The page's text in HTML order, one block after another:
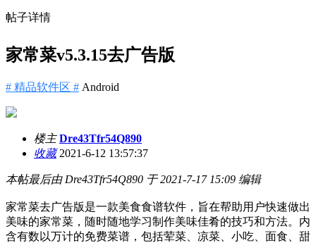
帖子详情
家常菜v5.3.15去广告版
# 精品软件区 # Android
楼主 Dre43Tfr54Q890
收藏2021-6-12 13:57:37
本帖最后由 Dre43Tfr54Q890 于 2021-7-17 15:09 编辑
家常菜去广告版是一款美食食谱软件，旨在帮助用户快速做出
美味的家常菜，随时随地学习制作美味佳肴的技巧和方法。内
含有数以万计的免费菜谱，包括荤菜、凉菜、小吃、面食、甜